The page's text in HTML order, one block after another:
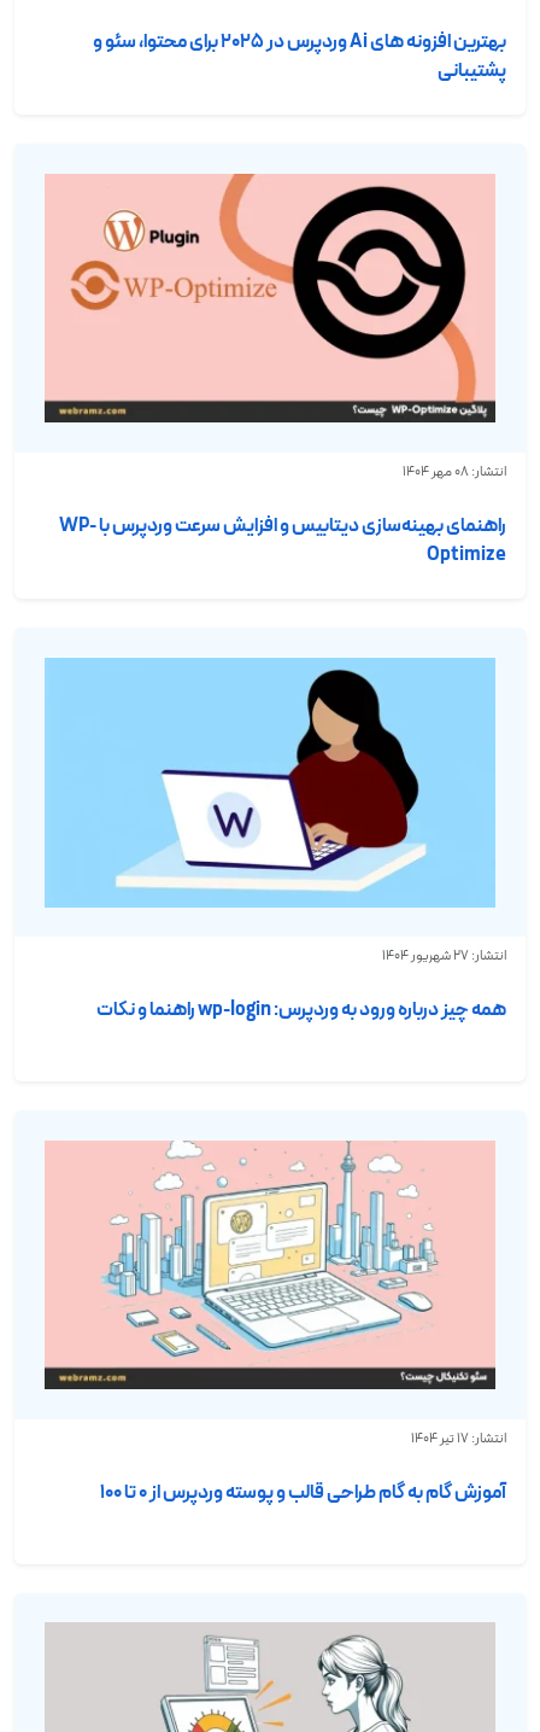
بهترین افزونه های Ai وردپرس در ۲۰۲۵ برای محتوا، سئو و
پشتیبانی
انتشار: 08 مهر 1404
راهنمای بهینه‌سازی دیتابیس و افزایش سرعت وردپرس با WP-
Optimize
انتشار: 27 شهریور 1404
همه چیز درباره ورود به وردپرس: wp-login راهنما و نکات
انتشار: 17 تیر 1404
آموزش گام به گام طراحی قالب و پوسته وردپرس از ۰ تا ۱۰۰